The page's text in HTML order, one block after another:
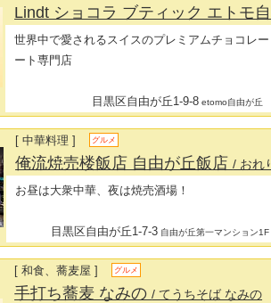
Lindt ショコラ ブティック エトモ
世界中で愛されるスイスのプレミアムチョコレ
ート専門店
目黒区自由が丘1-9-8 etomo自由が丘
[ 中華料理 ] グルメ
俺流焼売楼飯店 自由が丘飯店/ おれ
お昼は大衆中華、夜は焼売酒場！
目黒区自由が丘1-7-3 自由が丘第一マンション1F
[ 和食、蕎麦屋 ] グルメ
手打ち蕎麦 なみの/ てうちそば なみの